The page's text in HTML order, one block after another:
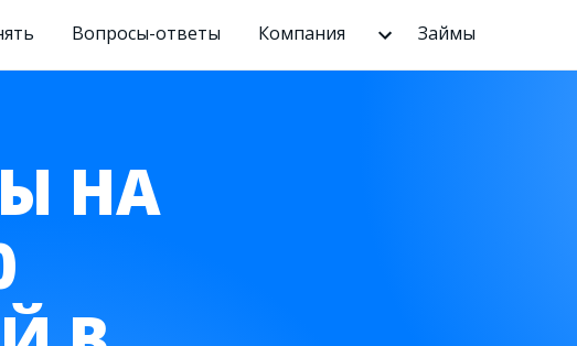
Вопросы-ответы Компания Займы
НА